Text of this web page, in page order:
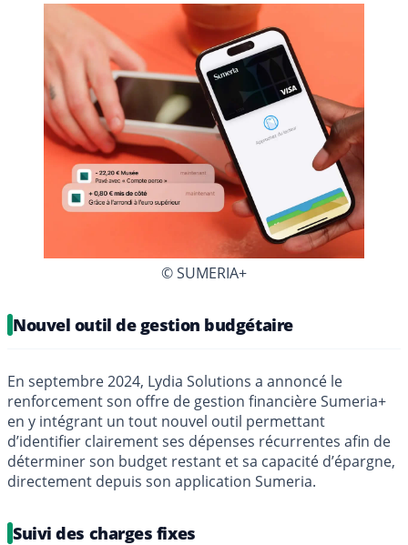
© SUMERIA+
Nouvel outil de gestion budgétaire
En septembre 2024, Lydia Solutions a annoncé le
renforcement son offre de gestion financière Sumeria+
en y intégrant un tout nouvel outil permettant
d’identifier clairement ses dépenses récurrentes afin de
déterminer son budget restant et sa capacité d’épargne,
directement depuis son application Sumeria.
Suivi des charges fixes